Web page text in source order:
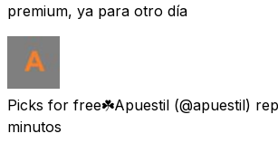
premium, ya para otro día
Picks for free☘️Apuestil (@apuestil)
minutos